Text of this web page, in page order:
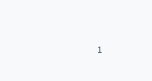
1